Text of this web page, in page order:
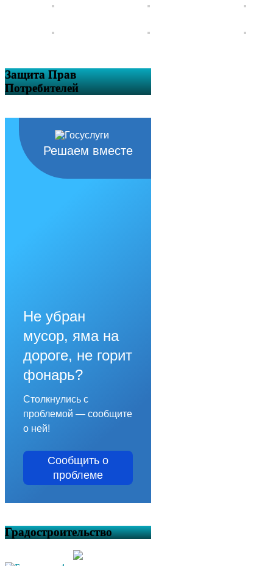
Защита Прав
Потребителей
Решаем вместе
Не убран
мусор, яма на
дороге, не горит
фонарь?
Столкнулись с
проблемой — сообщите
о ней!
Сообщить о
проблеме
Градостроительство